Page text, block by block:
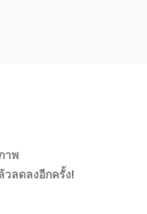
าพ
ลดลงอีกครั้ง!